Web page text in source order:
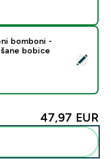
Relax gumeni
bomboni -
bobice
47,97 EUR‎